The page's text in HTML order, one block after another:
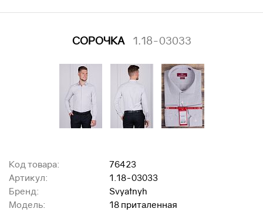
СОРОЧКА 1.18-03033
Код товара:
76423
Артикул:
1.18-03033
Бренд:
Svyatnyh
Модель:
18 приталенная